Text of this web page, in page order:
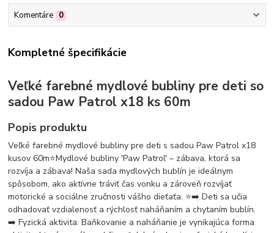
Komentáre 0
Kompletné špecifikácie
Veľké farebné mydlové bubliny pre deti so
sadou Paw Patrol x18 ks 60m
Popis produktu
Veľké farebné mydlové bubliny pre deti s sadou Paw Patrol x18
kusov 60m⭐️Mydlové bubliny 'Paw Patrol' – zábava, ktorá sa
rozvíja a zábava! Naša sada mydlových bublín je ideálnym
spôsobom, ako aktívne tráviť čas vonku a zároveň rozvíjať
motorické a sociálne zručnosti vášho dieťaťa. ⭐️➡️ Deti sa učia
odhadovať vzdialenosť a rýchlosť naháňaním a chytaním bublín.
➡️ Fyzická aktivita: Baňkovanie a naháňanie je vynikajúca forma